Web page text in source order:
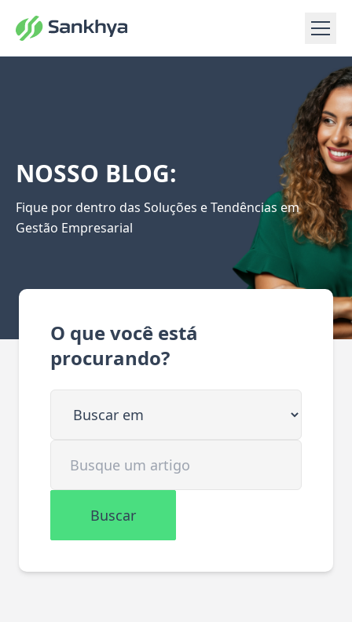
NOSSO BLOG:
Fique por dentro das Soluções e Tendências em
Gestão Empresarial
O que você está
procurando?
Buscar